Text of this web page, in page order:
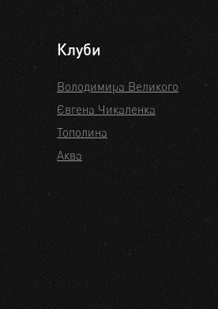
Клуби
Володимира Великого
Євгена Чикаленка
Тополина
Аква